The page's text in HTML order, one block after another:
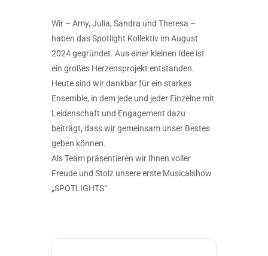
Wir – Amy, Julia, Sandra und Theresa –
haben das Spotlight Kollektiv im August
2024 gegründet. Aus einer kleinen Idee ist
ein großes Herzensprojekt entstanden.
Heute sind wir dankbar für ein starkes
Ensemble, in dem jede und jeder Einzelne mit
Leidenschaft und Engagement dazu
beiträgt, dass wir gemeinsam unser Bestes
geben können.
Als Team präsentieren wir Ihnen voller
Freude und Stolz unsere erste Musicalshow
„SPOTLIGHTS“.